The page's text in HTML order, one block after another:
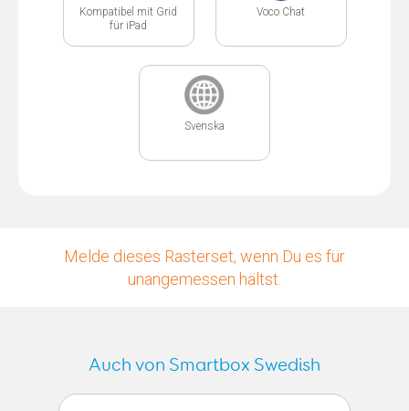
Kompatibel mit Grid
für iPad
Voco Chat
Svenska
Melde dieses Rasterset, wenn Du es für
unangemessen hältst.
Auch von Smartbox Swedish